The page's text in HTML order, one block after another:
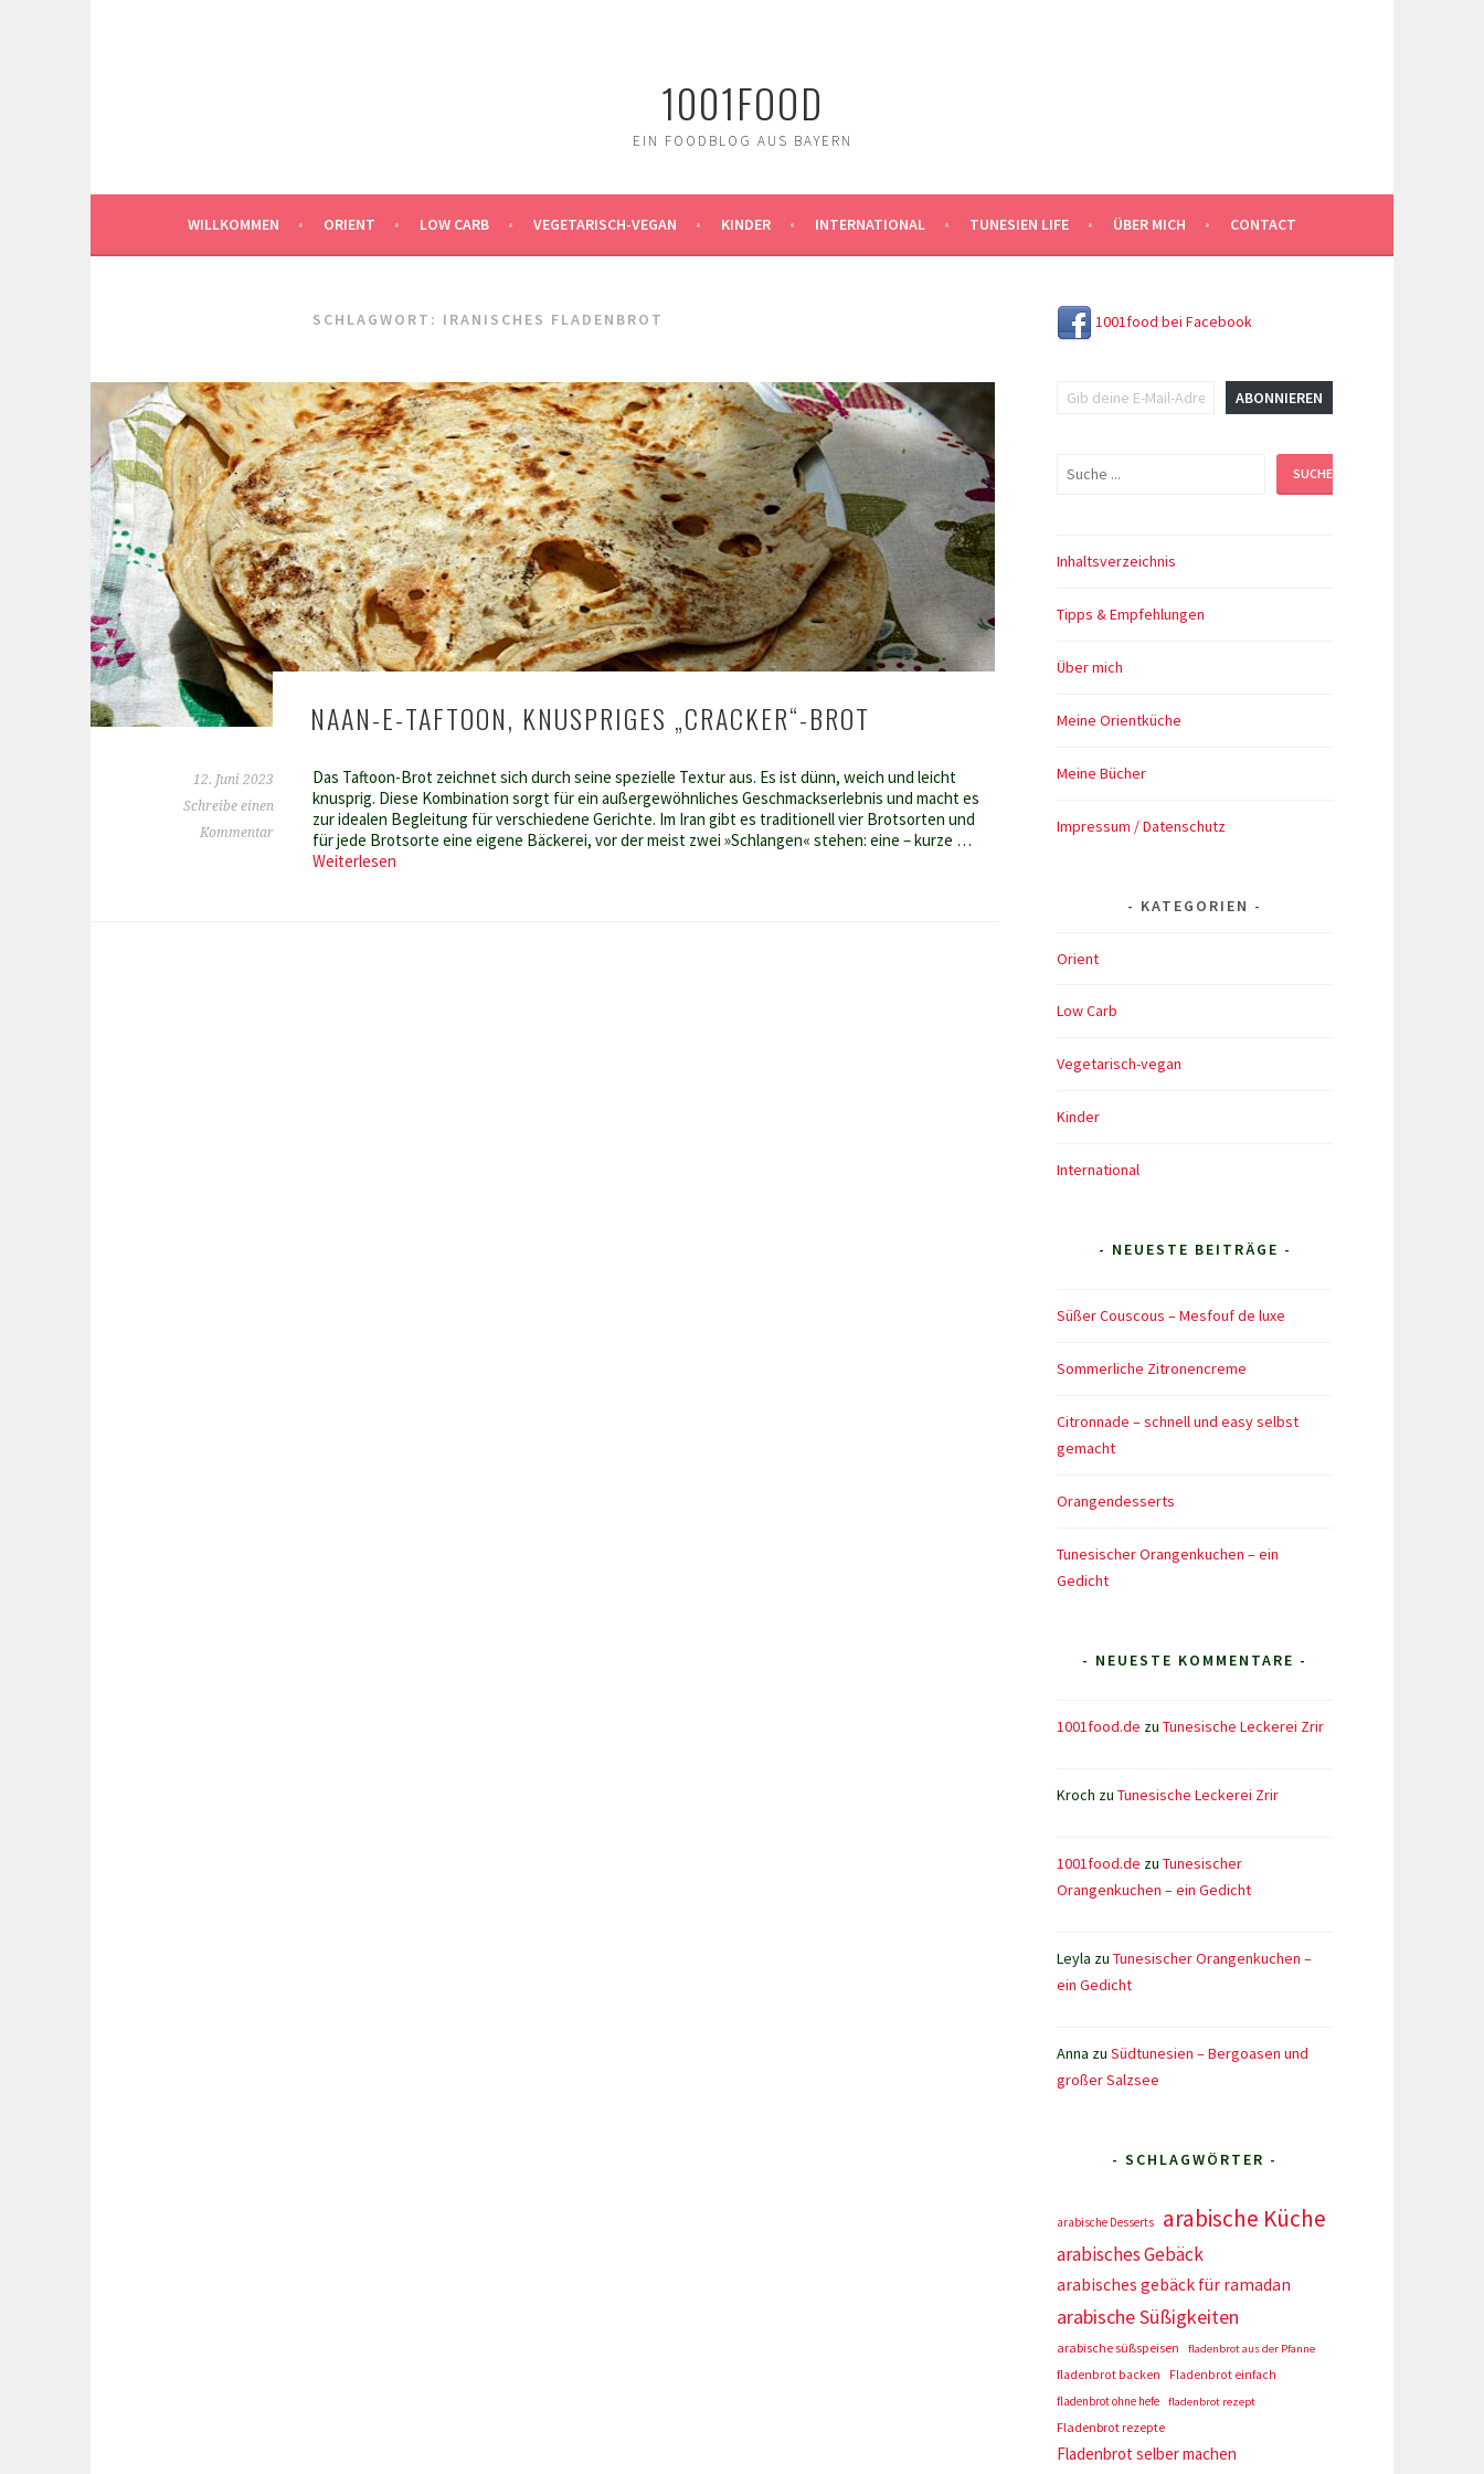
1001FOOD
EIN FOODBLOG AUS BAYERN
WILLKOMMEN ORIENT LOW CARB VEGETARISCH-VEGAN KINDER INTERNATIONAL TUNESIEN LIFE ÜBER MICH CONTACT
SCHLAGWORT: IRANISCHES FLADENBROT
NAAN-E-TAFTOON, KNUSPRIGES „CRACKER“-BROT
12. Juni 2023
Schreibe einen
Kommentar
Das Taftoon-Brot zeichnet sich durch seine spezielle Textur aus. Es ist dünn, weich und leicht
knusprig. Diese Kombination sorgt für ein außergewöhnliches Geschmackserlebnis und macht es
zur idealen Begleitung für verschiedene Gerichte. Im Iran gibt es traditionell vier Brotsorten und
für jede Brotsorte eine eigene Bäckerei, vor der meist zwei »Schlangen« stehen: eine – kurze …
Weiterlesen
1001food bei Facebook
ABONNIEREN
Suchen SUCHEN
Inhaltsverzeichnis
Tipps & Empfehlungen
Über mich
Meine Orientküche
Meine Bücher
Impressum / Datenschutz
KATEGORIEN
Orient
Low Carb
Vegetarisch-vegan
Kinder
International
- NEUESTE BEITRÄGE -
Süßer Couscous – Mesfouf de luxe
Sommerliche Zitronencreme
Citronnade – schnell und easy selbst
gemacht
Orangendesserts
Tunesischer Orangenkuchen – ein
Gedicht
- NEUESTE KOMMENTARE -
1001food.de zu Tunesische Leckerei Zrir
Kroch zu Tunesische Leckerei Zrir
1001food.de zu Tunesischer
Orangenkuchen – ein Gedicht
Leyla zu Tunesischer Orangenkuchen –
ein Gedicht
Anna zu Südtunesien – Bergoasen und
großer Salzsee
- SCHLAGWÖRTER -
arabische Desserts arabische Küche
arabisches Gebäck
arabisches gebäck für ramadan
arabische Süßigkeiten
arabische süßspeisen fladenbrot aus der Pfanne
fladenbrot backen
Fladenbrot einfach
fladenbrot ohne hefe
fladenbrot rezept
Fladenbrot rezepte
Fladenbrot selber machen